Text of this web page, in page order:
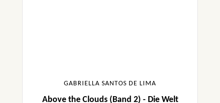
GABRIELLA SANTOS DE LIMA
Above the Clouds (Band 2) - Die Welt